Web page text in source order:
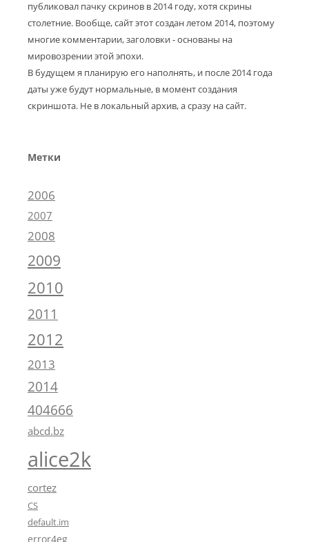
публиковал пачку скринов в 2014 году, хотя скрины
столетние. Вообще, сайт этот создан летом 2014, поэтому
многие комментарии, заголовки - основаны на
мировозрении этой эпохи.
В будущем я планирую его наполнять, и после 2014 года
даты уже будут нормальные, в момент создания
скриншота. Не в локальный архив, а сразу на сайт.
Метки
2006
2007
2008
2009
2010
2011
2012
2013
2014
404666
abcd.bz
alice2k
cortez
CS
default.im
error4eg